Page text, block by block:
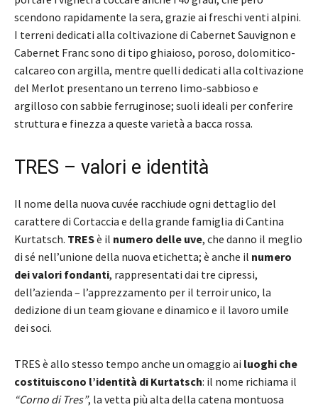
scendono rapidamente la sera, grazie ai freschi venti alpini.
I terreni dedicati alla coltivazione di Cabernet Sauvignon e
Cabernet Franc sono di tipo ghiaioso, poroso, dolomitico-
calcareo con argilla, mentre quelli dedicati alla coltivazione
del Merlot presentano un terreno limo-sabbioso e
argilloso con sabbie ferruginose; suoli ideali per conferire
struttura e finezza a queste varietà a bacca rossa.
TRES – valori e identità
Il nome della nuova cuvée racchiude ogni dettaglio del
carattere di Cortaccia e della grande famiglia di Cantina
Kurtatsch. TRESè il numero delle uve, che danno il meglio
di sé nell’unione della nuova etichetta; è anche il numero
dei valori fondanti, rappresentati dai tre cipressi,
dell’azienda – l’apprezzamento per il terroir unico, la
dedizione di un team giovane e dinamico e il lavoro umile
dei soci.
TRES è allo stesso tempo anche un omaggio ai luoghi che
costituiscono l’identità di Kurtatsch: il nome richiama il
“Corno di Tres”, la vetta più alta della catena montuosa